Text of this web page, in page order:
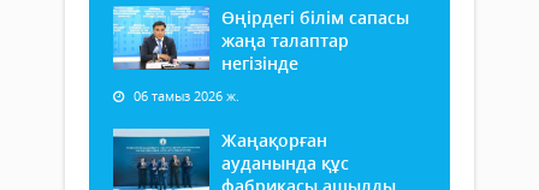
Өңірдегі білім сапасы
жаңа талаптар
негізінде
06 тамыз 2026 ж.
Жаңақорған
ауданында құс
фабрикасы ашылды